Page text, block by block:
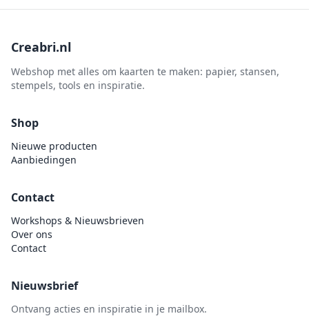
Creabri.nl
Webshop met alles om kaarten te maken: papier, stansen,
stempels, tools en inspiratie.
Shop
Nieuwe producten
Aanbiedingen
Contact
Workshops & Nieuwsbrieven
Over ons
Contact
Nieuwsbrief
Ontvang acties en inspiratie in je mailbox.